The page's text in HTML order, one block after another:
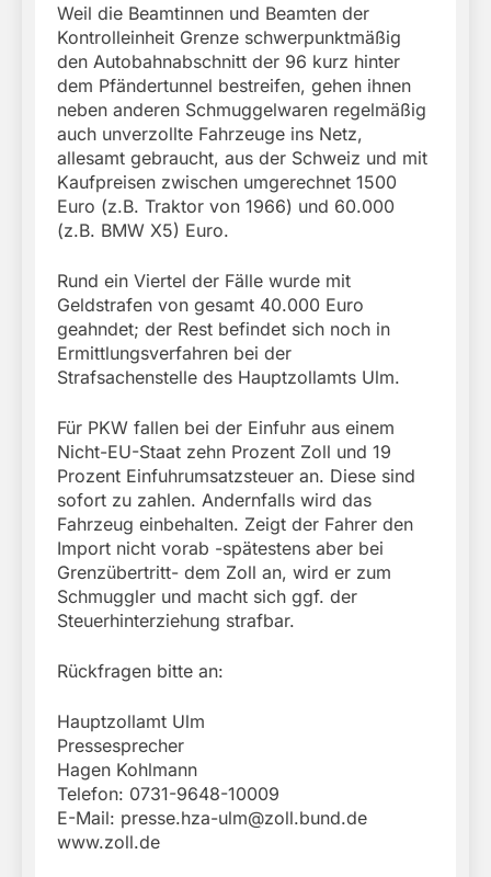
Weil die Beamtinnen und Beamten der
Kontrolleinheit Grenze schwerpunktmäßig
den Autobahnabschnitt der 96 kurz hinter
dem Pfändertunnel bestreifen, gehen ihnen
neben anderen Schmuggelwaren regelmäßig
auch unverzollte Fahrzeuge ins Netz,
allesamt gebraucht, aus der Schweiz und mit
Kaufpreisen zwischen umgerechnet 1500
Euro (z.B. Traktor von 1966) und 60.000
(z.B. BMW X5) Euro.
Rund ein Viertel der Fälle wurde mit
Geldstrafen von gesamt 40.000 Euro
geahndet; der Rest befindet sich noch in
Ermittlungsverfahren bei der
Strafsachenstelle des Hauptzollamts Ulm.
Für PKW fallen bei der Einfuhr aus einem
Nicht-EU-Staat zehn Prozent Zoll und 19
Prozent Einfuhrumsatzsteuer an. Diese sind
sofort zu zahlen. Andernfalls wird das
Fahrzeug einbehalten. Zeigt der Fahrer den
Import nicht vorab -spätestens aber bei
Grenzübertritt- dem Zoll an, wird er zum
Schmuggler und macht sich ggf. der
Steuerhinterziehung strafbar.
Rückfragen bitte an:
Hauptzollamt Ulm
Pressesprecher
Hagen Kohlmann
Telefon: 0731-9648-10009
E-Mail: presse.hza-ulm@zoll.bund.de
www.zoll.de